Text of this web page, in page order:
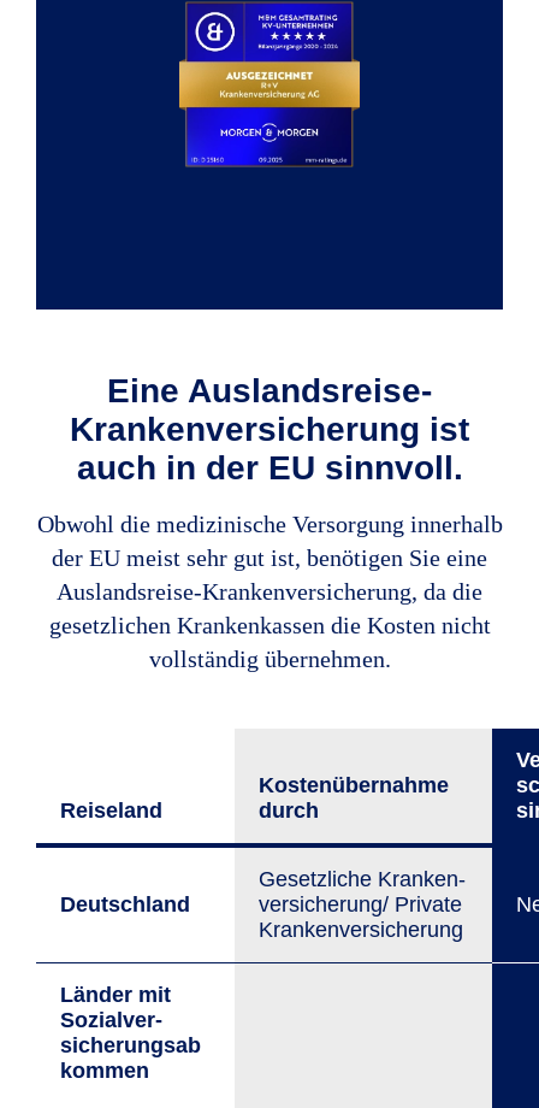
Eine Auslandsreise-
Krankenversicherung ist
auch in der EU sinnvoll.
Obwohl die medizinische Versorgung innerhalb
der EU meist sehr gut ist, benötigen Sie eine
Auslandsreise-Krankenversicherung, da die
gesetzlichen Krankenkassen die Kosten nicht
vollständig übernehmen.
Reiseland
Kostenüber­nahme
durch
Deutschland
Gesetzliche Kranken­
versicherung/ Private
Kranken­versicherung
Länder mit
Sozial­ver­
sicherungsab
kommen